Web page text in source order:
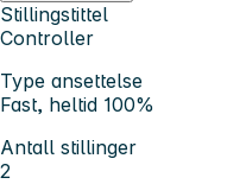
Stillingstittel
Controller
Type ansettelse
Fast, heltid 100%
Antall stillinger
2